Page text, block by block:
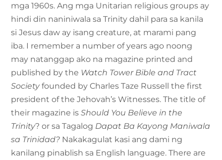
mga 1960s. Ang mga Unitarian religious groups ay
hindi din naniniwala sa Trinity dahil para sa kanila
si Jesus daw ay isang creature, at marami pang
iba. I remember a number of years ago noong
may natanggap ako na magazine printed and
published by the Watch Tower Bible and Tract
Societyfounded by Charles Taze Russell the first
president of the Jehovah’s Witnesses. The title of
their magazine isShould You Believe in the
Trinity? or sa Tagalog Dapat Ba Kayong Maniwala
sa Trinidad? Nakakagulat kasi ang dami ng
kanilang pinablish sa English language. There are